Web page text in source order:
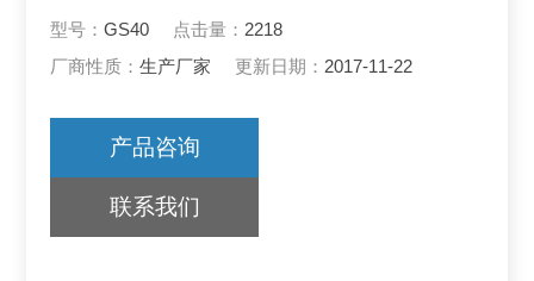
分辨率； CH4：0.01%CH4、O2：0.1% O2C
O：1ppm、H2S：1p
型号：GS40 点击量： 2218
厂商性质：生产厂家 更新日期： 2017-11-22
产品咨询
联系我们